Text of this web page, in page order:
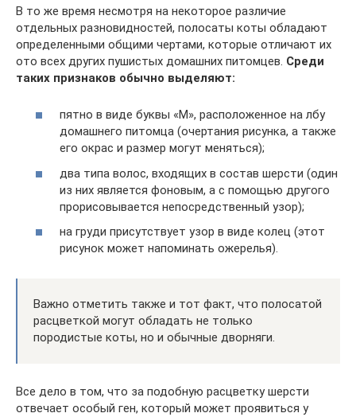
В то же время несмотря на некоторое различие
отдельных разновидностей, полосаты коты обладают
определенными общими чертами, которые отличают их
ото всех других пушистых домашних питомцев. Среди
таких признаков обычно выделяют:
пятно в виде буквы «М», расположенное на лбу
домашнего питомца (очертания рисунка, а также
его окрас и размер могут меняться);
два типа волос, входящих в состав шерсти (один
из них является фоновым, а с помощью другого
прорисовывается непосредственный узор);
на груди присутствует узор в виде колец (этот
рисунок может напоминать ожерелья).
Важно отметить также и тот факт, что полосатой
расцветкой могут обладать не только
породистые коты, но и обычные дворняги.
Все дело в том, что за подобную расцветку шерсти
отвечает особый ген, который может проявиться у